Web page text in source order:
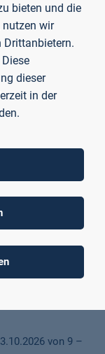
aufgreifen
im Rahmen des
Arbeit und
Europäischen
von 9 –
bieten und die
nutzen wir
Drittanbietern.
dieser
in der